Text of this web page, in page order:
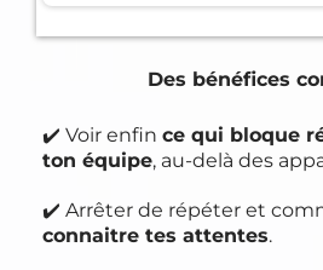
Des bénéfices
✔️ Voir enfin ce qui bloque
ton équipe, au-delà des
✔️ Arrêter de répéter et
connaitre tes attentes.